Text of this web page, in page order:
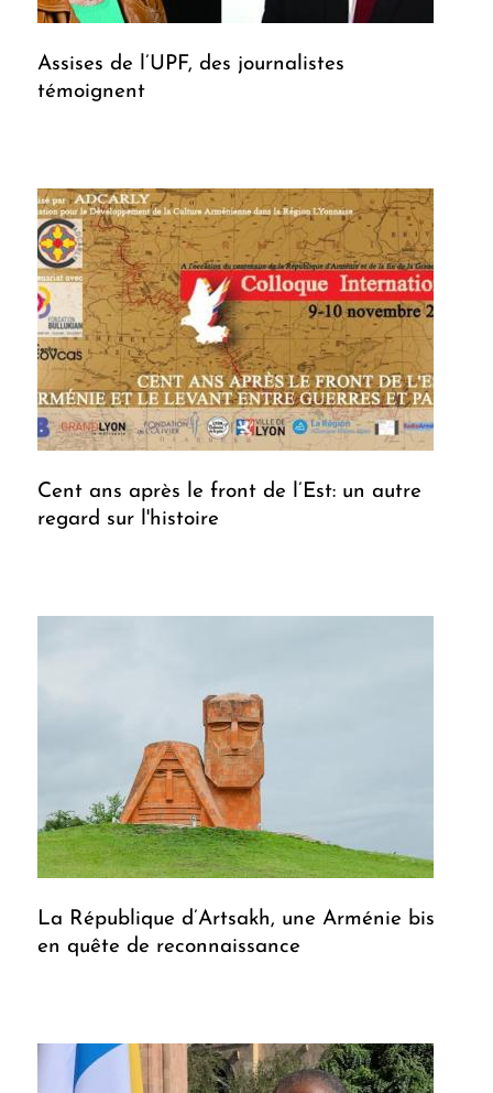
Assises de l’UPF, des journalistes
témoignent
Cent ans après le front de l’Est: un autre
regard sur l'histoire
La République d’Artsakh, une Arménie bis
en quête de reconnaissance